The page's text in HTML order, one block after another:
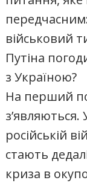
військовий
Путіна
з Україною?
На перший
з’являються.
російській
стають
криза в